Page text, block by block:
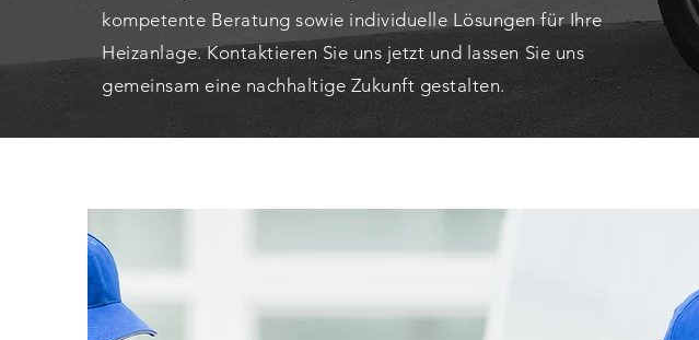
kompetente Beratung sowie individuelle Lösungen für Ihre
Heizanlage. Kontaktieren Sie uns jetzt und lassen Sie uns
gemeinsam eine nachhaltige Zukunft gestalten.